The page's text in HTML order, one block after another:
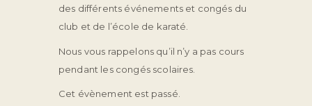
des différents événements et congés du
club et de l’école de karaté.
Nous vous rappelons qu’il n’y a pas cours
pendant les congés scolaires.
Cet évènement est passé.